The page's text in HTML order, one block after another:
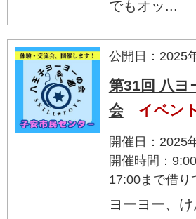
でもオッ...
公開日：2025
第31回 八ヨ
会
イベン
開催日：2025
開催時間：
17:00まで借り
ヨーヨー、